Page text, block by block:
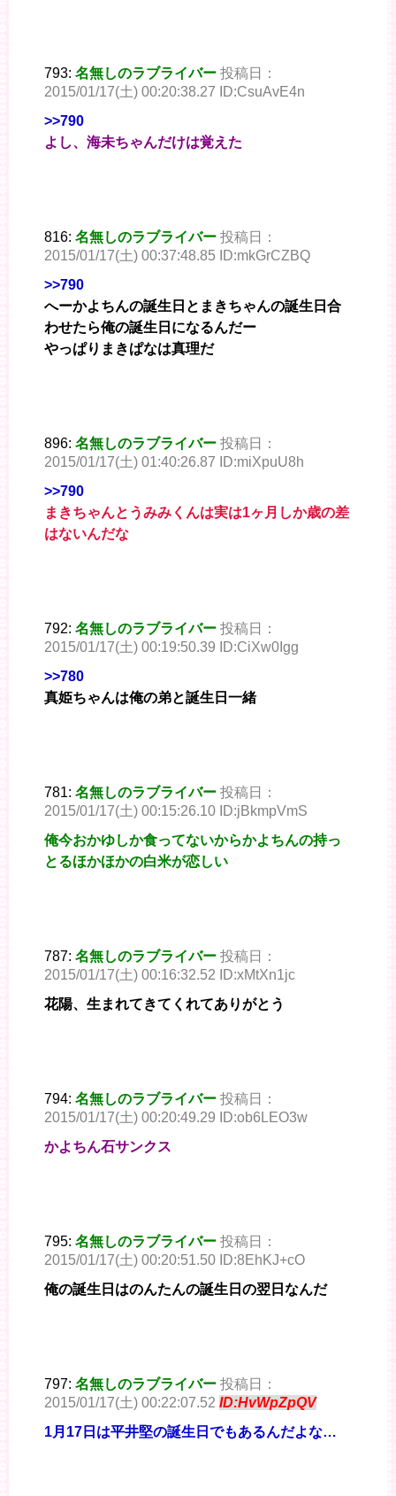
793: 名無しのラブライバー 投稿日：
2015/01/17(土) 00:20:38.27 ID:CsuAvE4n
>>790
よし、海未ちゃんだけは覚えた
816: 名無しのラブライバー 投稿日：
2015/01/17(土) 00:37:48.85 ID:mkGrCZBQ
>>790
へーかよちんの誕生日とまきちゃんの誕生日合
わせたら俺の誕生日になるんだー
やっぱりまきぱなは真理だ
896: 名無しのラブライバー 投稿日：
2015/01/17(土) 01:40:26.87 ID:miXpuU8h
>>790
まきちゃんとうみみくんは実は1ヶ月しか歳の差
はないんだな
792: 名無しのラブライバー 投稿日：
2015/01/17(土) 00:19:50.39 ID:CiXw0Igg
>>780
真姫ちゃんは俺の弟と誕生日一緒
781: 名無しのラブライバー 投稿日：
2015/01/17(土) 00:15:26.10 ID:jBkmpVmS
俺今おかゆしか食ってないからかよちんの持っ
とるほかほかの白米が恋しい
787: 名無しのラブライバー 投稿日：
2015/01/17(土) 00:16:32.52 ID:xMtXn1jc
花陽、生まれてきてくれてありがとう
794: 名無しのラブライバー 投稿日：
2015/01/17(土) 00:20:49.29 ID:ob6LEO3w
かよちん石サンクス
795: 名無しのラブライバー 投稿日：
2015/01/17(土) 00:20:51.50 ID:8EhKJ+cO
俺の誕生日はのんたんの誕生日の翌日なんだ
797: 名無しのラブライバー 投稿日：
2015/01/17(土) 00:22:07.52 ID:HvWpZpQV
1月17日は平井堅の誕生日でもあるんだよな…